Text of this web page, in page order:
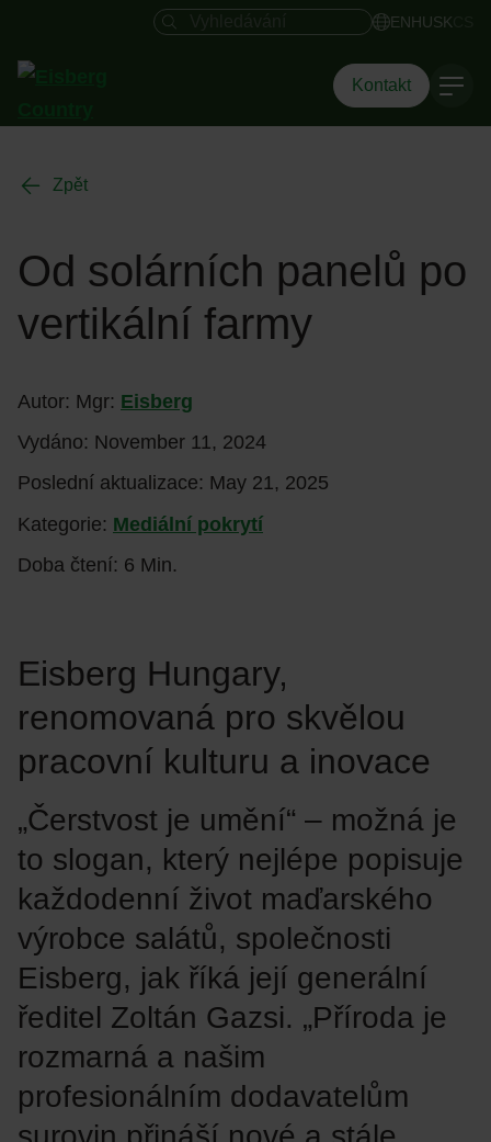
Vyhledávací pole ENHUSK
Kontakt
Zpět
Od solárních panelů po
vertikální farmy
Autor: Mgr: Eisberg
Vydáno: November 11, 2024
Poslední aktualizace: May 21, 2025
Kategorie: Mediální pokrytí
Doba čtení: 6 Min.
Eisberg Hungary,
renomovaná pro skvělou
pracovní kulturu a inovace
„Čerstvost je umění“ – možná je
to slogan, který nejlépe popisuje
každodenní život maďarského
výrobce salátů, společnosti
Eisberg, jak říká její generální
ředitel Zoltán Gazsi. „Příroda je
rozmarná a našim
profesionálním dodavatelům